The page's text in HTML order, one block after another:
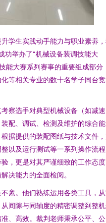
学生实践动手能力与职业素养
功举办了“机械设备装调技能大
能大赛系列赛事的重要组成部分
等相关专业的数十名学子同台竞
察选手对典型机械设备（如减速
配、调试、检测及维护的综合能
据提供的装配图纸与技术文件
以及运行测试等一系列操作流
，更是对其严谨细致的工作态
决能力的全面检阅。
紊。他们熟练运用各类工具，
间隙与同轴度的精密调整到整
、高效。裁判老师秉承公平、公